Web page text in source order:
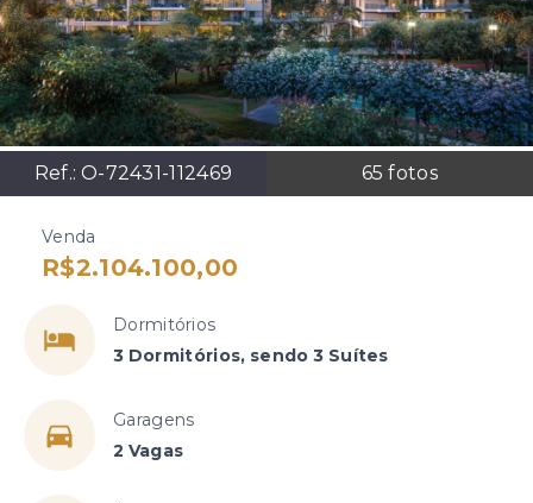
Ref.: O-72431-112469 65 fotos
Venda
R$2.104.100,00
Dormitórios
3 Dormitórios, sendo 3 Suítes
Garagens
2 Vagas